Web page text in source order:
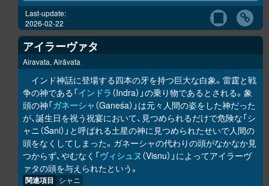
Last-update:
2026-02-22
アイラーヴァタ
Airavata, Airāvata
インド神話に登場する四本の牙を持つ巨大な白象。雷霆と戦
争の神である「インドラ （Indra）」の乗り物であるとされる。象
頭の神「ガネーシャ（Ganeśa）」は元々人間の姿をした神だった
が、誕生日を祝う祝宴において、見つめられるだけで危険な「シ
ャニ（Śani）」と呼ばれる土星の神に見つめられたせいで人間の
頭をなくしてしまった。ガネーシャの代わりの頭がなかなか見
つからず、やむなく「ヴィシュヌ （Visnu）」によってアイラーヴ
ァタの頭を与えられたという。
関連項目 シャニ